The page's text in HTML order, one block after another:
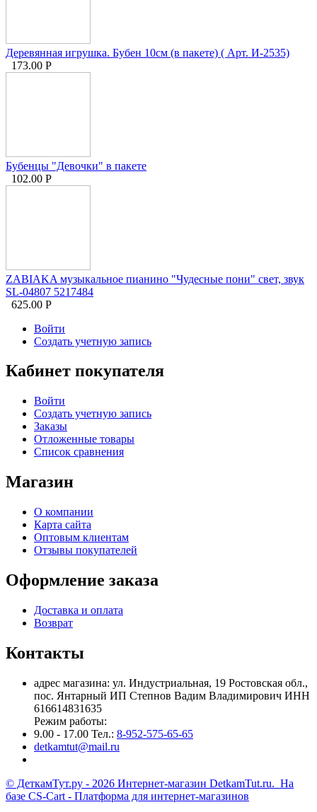
Деревянная игрушка. Бубен 10см (в пакете) ( Арт. И-2535)
173.00 Р
Бубенцы "Девочки" в пакете
102.00 Р
ZABIAKA музыкальное пианино "Чудесные пони" свет, звук
SL-04807 5217484
625.00 Р
Войти
Создать учетную запись
Кабинет покупателя
Войти
Создать учетную запись
Заказы
Отложенные товары
Список сравнения
Магазин
О компании
Карта сайта
Оптовым клиентам
Отзывы покупателей
Оформление заказа
Доставка и оплата
Возврат
Контакты
адрес магазина: ул. Индустриальная, 19 Ростовская обл.,
пос. Янтарный ИП Степнов Вадим Владимирович ИНН
616614831635
Режим работы:
9.00 - 17.00 Тел.: 8-952-575-65-65
detkamtut@mail.ru
© ДеткамТут.ру - 2026 Интернет-магазин DetkamTut.ru. На
базе CS-Cart - Платформа для интернет-магазинов